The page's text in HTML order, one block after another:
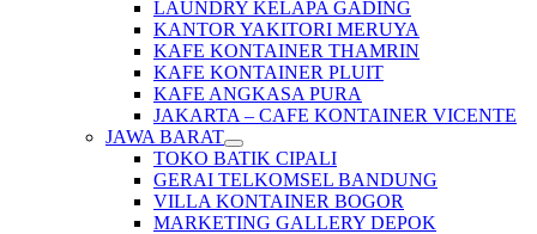
LAUNDRY KELAPA GADING
KANTOR YAKITORI MERUYA
KAFE KONTAINER THAMRIN
KAFE KONTAINER PLUIT
KAFE ANGKASA PURA
JAKARTA – CAFE KONTAINER VICENTE
JAWA BARAT
TOKO BATIK CIPALI
GERAI TELKOMSEL BANDUNG
VILLA KONTAINER BOGOR
MARKETING GALLERY DEPOK